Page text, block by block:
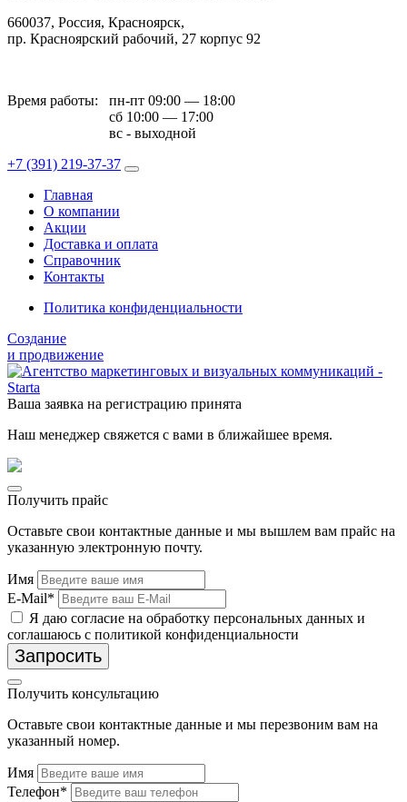
660037, Россия, Красноярск,
пр. Красноярский рабочий, 27 корпус 92
Время работы:
пн-пт 09:00 — 18:00
сб 10:00 — 17:00
вс - выходной
+7 (391) 219-37-37
Главная
О компании
Акции
Доставка и оплата
Справочник
Контакты
Политика конфиденциальности
Создание
и продвижение
Ваша заявка на регистрацию принята
Наш менеджер свяжется с вами в ближайшее время.
Получить прайс
Оставьте свои контактные данные и мы вышлем вам прайс на
указанную электронную почту.
Имя
E-Mail*
Я даю согласие на обработку персональных данных и
соглашаюсь с политикой конфиденциальности
Запросить
Получить консультацию
Оставьте свои контактные данные и мы перезвоним вам на
указанный номер.
Имя
Телефон*